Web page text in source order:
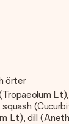
örter
Lt), dill